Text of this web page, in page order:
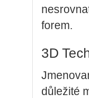
forem.
3D
důležité